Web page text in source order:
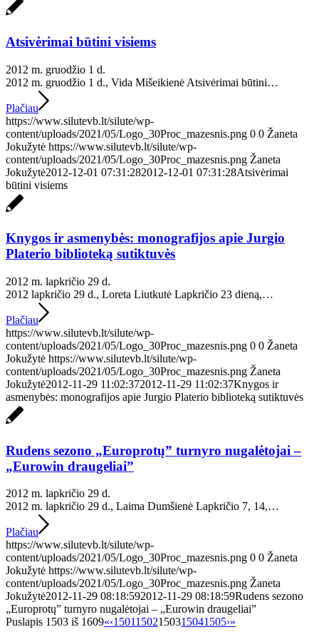
Atsivėrimai būtini visiems
2012 m. gruodžio 1 d.
2012 m. gruodžio 1 d., Vida Mišeikienė Atsivėrimai būtini…
Plačiau
https://www.silutevb.lt/silute/wp-
content/uploads/2021/05/Logo_30Proc_mazesnis.png 0 0 Žaneta
Jokužytė https://www.silutevb.lt/silute/wp-
content/uploads/2021/05/Logo_30Proc_mazesnis.png Žaneta
Jokužytė2012-12-01 07:31:282012-12-01 07:31:28Atsivėrimai
būtini visiems
Knygos ir asmenybės: monografijos apie Jurgio
Platerio biblioteką sutiktuvės
2012 m. lapkričio 29 d.
2012 lapkričio 29 d., Loreta Liutkutė Lapkričio 23 dieną,…
Plačiau
https://www.silutevb.lt/silute/wp-
content/uploads/2021/05/Logo_30Proc_mazesnis.png 0 0 Žaneta
Jokužytė https://www.silutevb.lt/silute/wp-
content/uploads/2021/05/Logo_30Proc_mazesnis.png Žaneta
Jokužytė2012-11-29 11:02:372012-11-29 11:02:37Knygos ir
asmenybės: monografijos apie Jurgio Platerio biblioteką sutiktuvės
Rudens sezono „Europrotų” turnyro nugalėtojai –
„Eurowin draugeliai”
2012 m. lapkričio 29 d.
2012 m. lapkričio 29 d., Laima Dumšienė Lapkričio 7, 14,…
Plačiau
https://www.silutevb.lt/silute/wp-
content/uploads/2021/05/Logo_30Proc_mazesnis.png 0 0 Žaneta
Jokužytė https://www.silutevb.lt/silute/wp-
content/uploads/2021/05/Logo_30Proc_mazesnis.png Žaneta
Jokužytė2012-11-29 08:18:592012-11-29 08:18:59Rudens sezono
„Europrotų” turnyro nugalėtojai – „Eurowin draugeliai”
Puslapis 1503 iš 1609«‹15011502150315041505›»